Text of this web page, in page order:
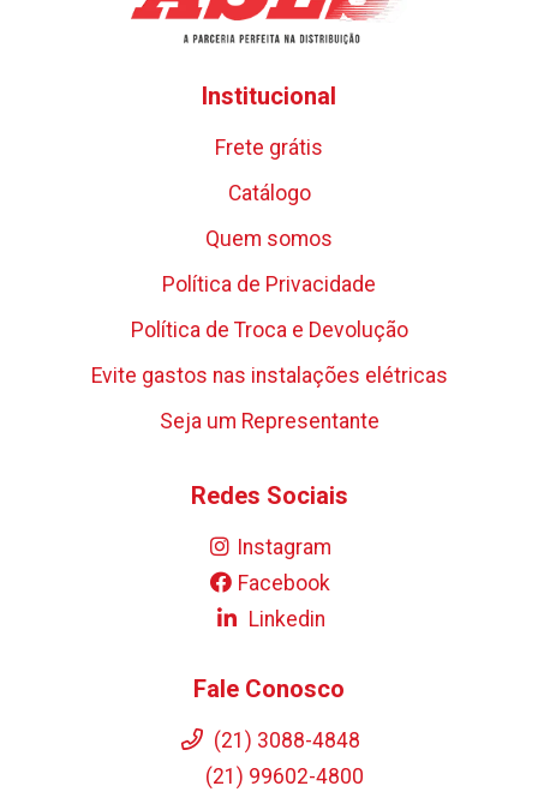
Institucional
Frete grátis
Catálogo
Quem somos
Política de Privacidade
Política de Troca e Devolução
Evite gastos nas instalações elétricas
Seja um Representante
Redes Sociais
Instagram
Facebook
Linkedin
Fale Conosco
(21) 3088-4848
(21) 99602-4800